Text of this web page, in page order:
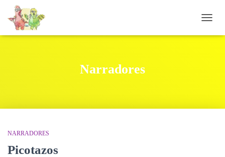
Narradores
NARRADORES
Picotazos